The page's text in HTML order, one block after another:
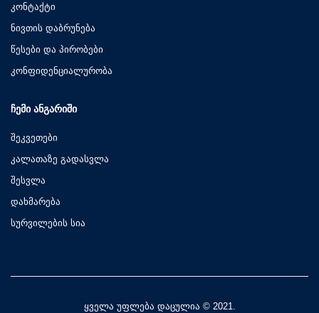
კონტაქტი
ნივთის დაბრუნება
წესები და პირობები
კონფიდენციალურობა
ᲩᲔᲛᲘ ᲐᲜᲒᲐᲠᲘᲨᲘ
შეკვეთები
კალათაზე გადასვლა
შესვლა
დახმარება
სურვილების სია
ყველა უფლება დაცულია © 2021.